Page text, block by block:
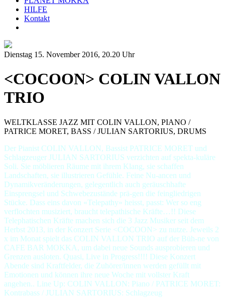
HILFE
Kontakt
Dienstag 15. November 2016, 20.20 Uhr
<COCOON> COLIN VALLON
TRIO
WELTKLASSE JAZZ MIT COLIN VALLON, PIANO /
PATRICE MORET, BASS / JULIAN SARTORIUS, DRUMS
Der Pianist COLIN VALLON, Bassist PATRICE MORET und
Schlagzeuger JULIAN SARTORIUS verzichten auf spekta-kuläre
Soli. Sie möblieren Räume mit ihrem Klang, sie schaffen
Landschaften, sie illustrieren Gefühle. Feine Nu-ancen und
Dynamikveränderungen, gelegentlich auch geräuschhafte
Einsprengsel und Schwebezustände prä-gen die feingliedrigen
Stücke. Dass eins davon «Telepathy» heisst, passt: Wer so eng
verflochten musiziert, braucht telepathische Kräfte…!! Diese
Telephatischen Kräfte machen sich die 3 Jazz Musiker seit dem
Herbst 2013, in der Konzert Serie <COCOON> zu nutze. Jeweils 2
x im Monat spielt das COLIN VALLON TRIO auf der Büh-ne von
CAFE BAR MOKKA, um dabei neue Sounds ausprobieren und
Grenzen ausloten. Quasi, Live in Progress!!!! Diese Konzert
Abende sind Kraftfelder, die Zuhörer/innen werden gefüllt mit
Emotionen und können ihre neue Woche mit vollster Kraft
angehen.. Line Up: COLIN VALLON: Piano / PATRICE MORET:
Kontrabass / JULIAN SARTORIUS: Schlagzeug